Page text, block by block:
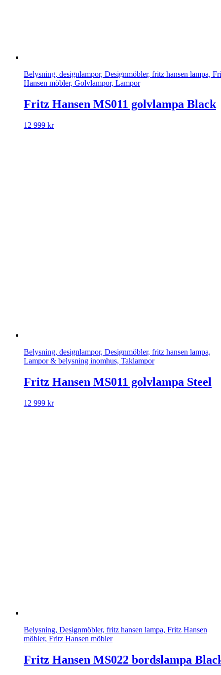
Belysning, designlampor, Designmöbler, fritz hansen lampa,
Hansen möbler, Golvlampor, Lampor
Fritz Hansen MS011 golvlampa Black
12 999 kr
Belysning, designlampor, Designmöbler, fritz hansen lampa,
Lampor & belysning inomhus, Taklampor
Fritz Hansen MS011 golvlampa Steel
12 999 kr
Belysning, Designmöbler, fritz hansen lampa, Fritz Hansen
möbler, Fritz Hansen möbler
Fritz Hansen MS022 bordslampa